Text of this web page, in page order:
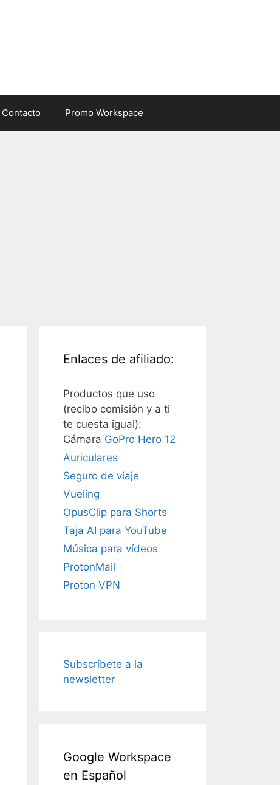
Contacto Promo Workspace
Enlaces de afiliado:
Productos que uso
(recibo comisión y a ti
te cuesta igual):
Cámara GoPro Hero 12
Auriculares
Seguro de viaje
Vueling
OpusClip para Shorts
Taja AI para YouTube
Música para vídeos
ProtonMail
Proton VPN
Subscríbete a la
newsletter
Google Workspace
en Español